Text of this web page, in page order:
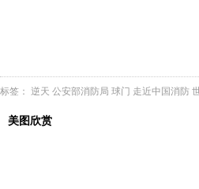
标签： 逆天 公安部消防局 球门 走近中国消防
美图欣赏